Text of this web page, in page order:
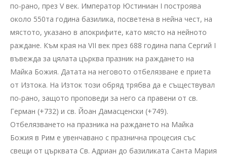
по-рано, през V век. Император Юстиниан I построява
около 550та година базилика, посветена в нейна чест, на
мястото, указано в апокрифите, като място на нейното
раждане. Към края на VII век през 688 година папа Сергий I
въвежда за цялата църква празник на раждането на
Майка Божия. Датата на неговото отбелязване е приета
от Изтока. На Изток този обряд трябва да е съществувал
по-рано, защото проповеди за него са правени от св.
Герман (+732) и св. Йоан Дамасценски (+749).
Отбелязването на празника на раждането на Майка
Божия в Рим е увенчавано с празнична процесия със
свещи от църквата Св. Адриан до базиликата Санта Мария